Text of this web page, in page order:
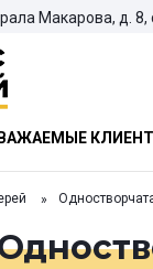
Макарова, д. 8,